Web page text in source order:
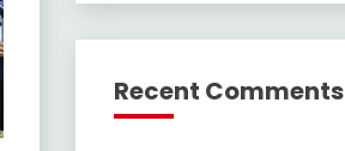
Recent Comments